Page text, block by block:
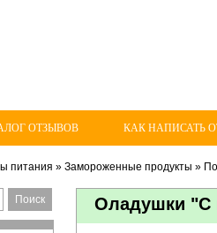
ОТЗЫВОВ КАК НАПИСАТЬ
питания » Замороженные продукты »
Оладушки "С